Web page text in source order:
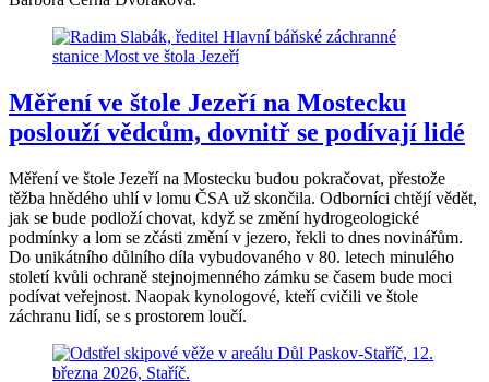
Měření ve štole Jezeří na Mostecku
poslouží vědcům, dovnitř se podívají lidé
Měření ve štole Jezeří na Mostecku budou pokračovat, přestože
těžba hnědého uhlí v lomu ČSA už skončila. Odborníci chtějí vědět,
jak se bude podloží chovat, když se změní hydrogeologické
podmínky a lom se zčásti změní v jezero, řekli to dnes novinářům.
Do unikátního důlního díla vybudovaného v 80. letech minulého
století kvůli ochraně stejnojmenného zámku se časem bude moci
podívat veřejnost. Naopak kynologové, kteří cvičili ve štole
záchranu lidí, se s prostorem loučí.